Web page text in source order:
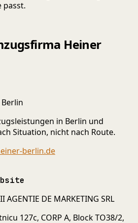
passt.
Heiner
in Berlin und
Situation, nicht nach Route.
berlin.de
AGENTIE DE MARKETING SRL
127c, CORP A, Block TO38/2,